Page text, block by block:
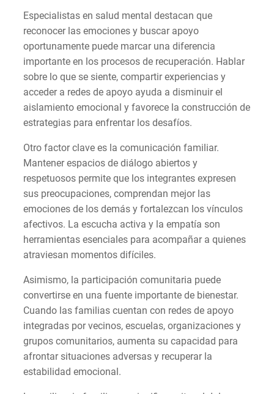
Especialistas en salud mental destacan que
reconocer las emociones y buscar apoyo
oportunamente puede marcar una diferencia
importante en los procesos de recuperación. Hablar
sobre lo que se siente, compartir experiencias y
acceder a redes de apoyo ayuda a disminuir el
aislamiento emocional y favorece la construcción de
estrategias para enfrentar los desafíos.
Otro factor clave es la comunicación familiar.
Mantener espacios de diálogo abiertos y
respetuosos permite que los integrantes expresen
sus preocupaciones, comprendan mejor las
emociones de los demás y fortalezcan los vínculos
afectivos. La escucha activa y la empatía son
herramientas esenciales para acompañar a quienes
atraviesan momentos difíciles.
Asimismo, la participación comunitaria puede
convertirse en una fuente importante de bienestar.
Cuando las familias cuentan con redes de apoyo
integradas por vecinos, escuelas, organizaciones y
grupos comunitarios, aumenta su capacidad para
afrontar situaciones adversas y recuperar la
estabilidad emocional.